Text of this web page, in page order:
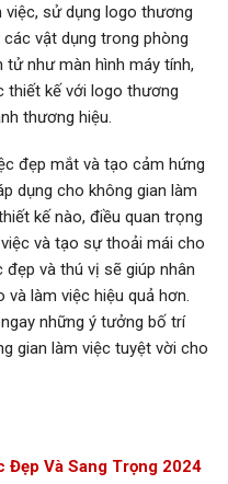
sử dụng logo thương
vật dụng trong phòng
tử như màn hình máy tính,
thiết kế với logo thương
thương hiệu.
đẹp mắt và tạo cảm hứng
dụng cho không gian làm
kế nào, điều quan trọng
và tạo sự thoải mái cho
đẹp và thú vị sẽ giúp nhân
làm việc hiệu quả hơn.
những ý tưởng bố trí
gian làm việc tuyệt vời cho
Đẹp Và Sang Trọng 2024